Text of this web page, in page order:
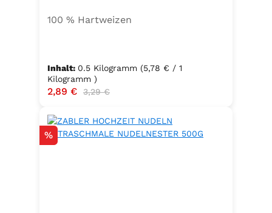
100 % Hartweizen
Inhalt: 0.5 Kilogramm (5,78 € / 1
Kilogramm )
Verkaufspreis:
2,89 € Regulärer Preis:
3,29 €
Rabatt
%